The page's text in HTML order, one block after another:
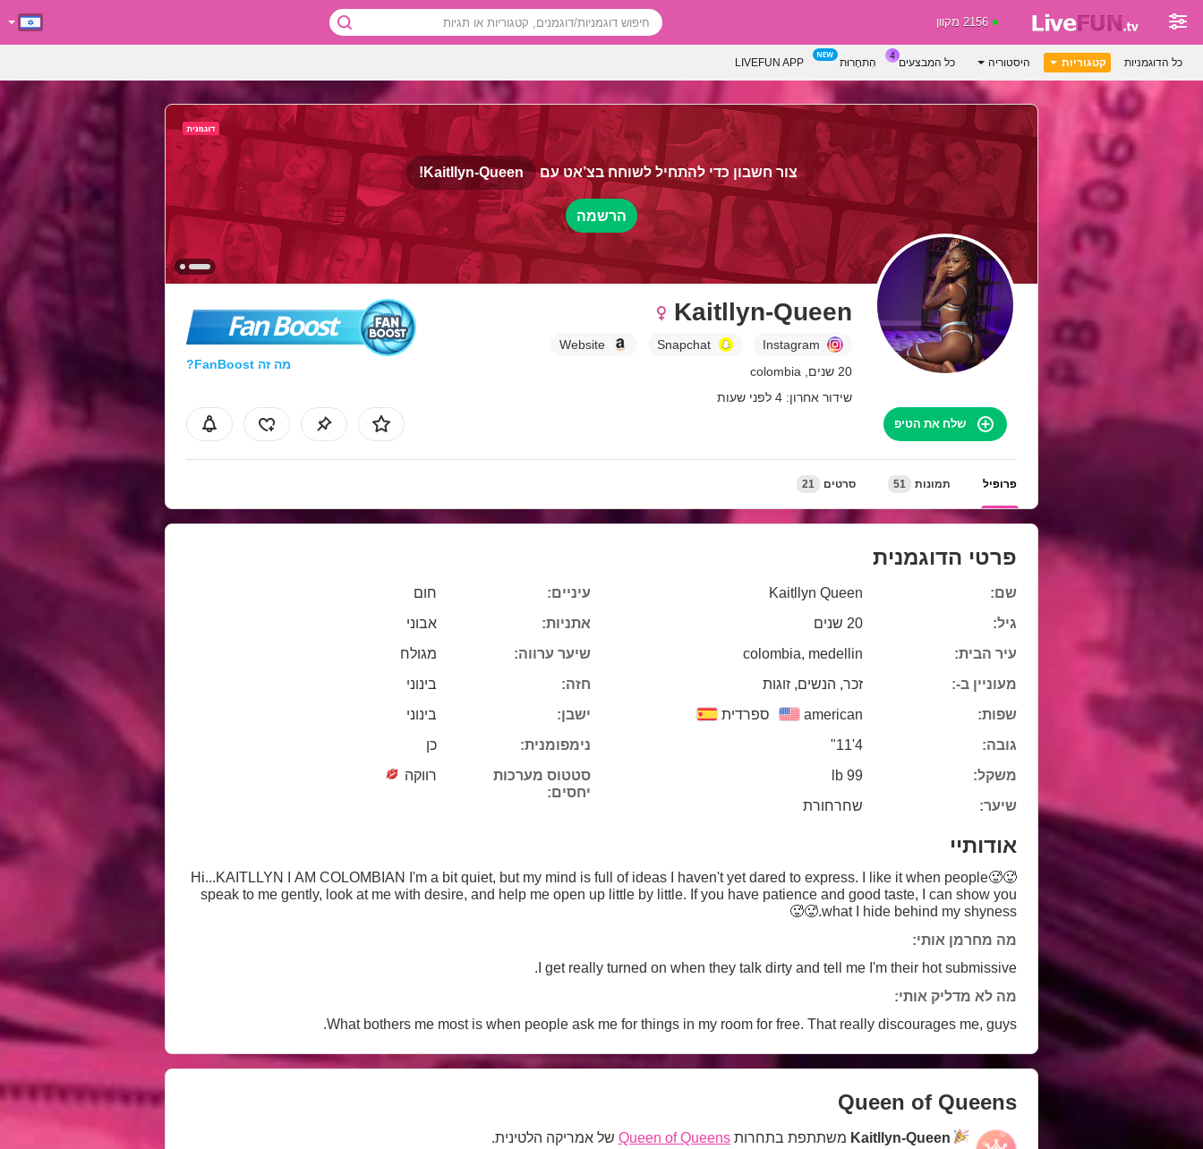
2156 מקוון
כל הדוגמניות קטגוריות היסטוריה כל המבצעים הִתחָרוּת LIVEFUN APP
צור חשבון כדי להתחיל לשוחח בצ’אט עם Kaitllyn-Queen!
הרשמה
Kaitllyn-Queen
Instagram
Snapchat
Website
20 שנים, colombia
שידור אחרון: 4 לפני שעות
Fan Boost
מה זה FanBoost?
שלח את הטיפ
פרופיל תמונות 51 סרטים 21
פרטי הדוגמנית
שם:
Kaitllyn Queen
גיל:
20 שנים
עיר הבית:
colombia, medellin
מעוניין ב-:
זכר, הנשים, זוגות
שפות:
american ספרדית
גובה:
4'11"
משקל:
99 lb
שיער:
שחרחורת
עיניים:
חום
אתניות:
אבוני
שיער ערווה:
מגולח
חזה:
בינוני
ישבן:
בינוני
נימפומנית:
כן
סטטוס מערכות
יחסים:
רווקה
אודותיי
🥵🥵Hi...KAITLLYN I AM COLOMBIAN I'm a bit quiet, but my mind is full of ideas I haven't yet dared to express. I like it when people
speak to me gently, look at me with desire, and help me open up little by little. If you have patience and good taste, I can show you
what I hide behind my shyness.🥵🥵
מה מחרמן אותי:
I get really turned on when they talk dirty and tell me I'm their hot submissive.
מה לא מדליק אותי:
What bothers me most is when people ask me for things in my room for free. That really discourages me, guys.
Queen of Queens
Kaitllyn-Queen משתתפת בתחרות Queen of Queens של אמריקה הלטינית.